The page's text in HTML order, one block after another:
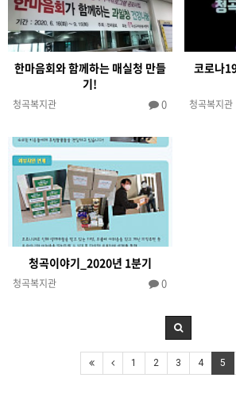
한마음회와 함께하는 매실청 만들
기!
청곡복지관 0
코로나
청곡복지관
청곡이야기_2020년 1분기
청곡복지관 0
1 2 3 4 5